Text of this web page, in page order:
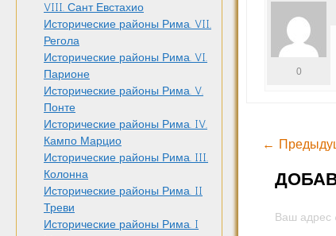
VIII. Сант Евстахио
Исторические районы Рима. VII.
Регола
Исторические районы Рима. VI.
Парионе
Исторические районы Рима. V.
Понте
Исторические районы Рима. IV.
Кампо Марцио
Исторические районы Рима. III.
Колонна
Исторические районы Рима. II
Треви
Исторические районы Рима. I
0
←
Ваш адрес